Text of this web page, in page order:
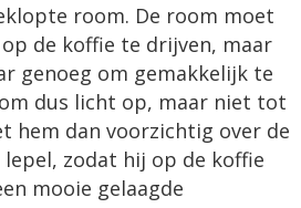
room. De room moet
de koffie te drijven, maar
genoeg om gemakkelijk te
dus licht op, maar niet tot
hem dan voorzichtig over de
zodat hij op de koffie
mooie gelaagde